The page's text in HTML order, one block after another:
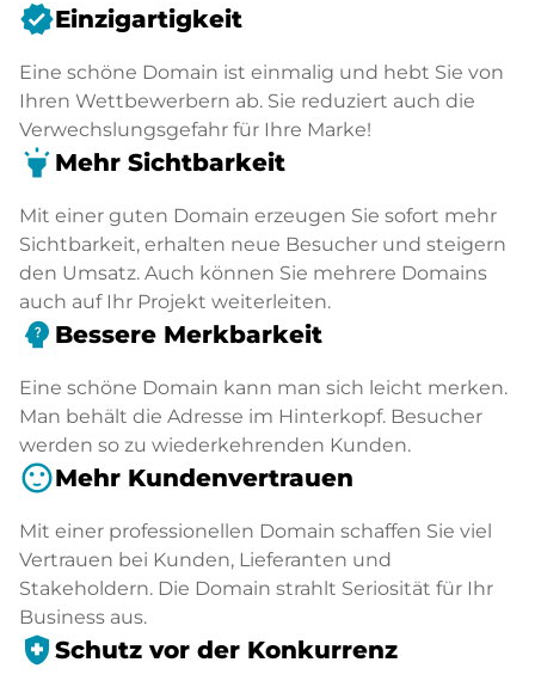
verifiedEinzigartigkeit
Eine schöne Domain ist einmalig und hebt Sie von
Ihren Wettbewerbern ab. Sie reduziert auch die
Verwechslungsgefahr für Ihre Marke!
highlight Mehr Sichtbarkeit
Mit einer guten Domain erzeugen Sie sofort mehr
Sichtbarkeit, erhalten neue Besucher und steigern
den Umsatz. Auch können Sie mehrere Domains
auch auf Ihr Projekt weiterleiten.
psychology_alt Bessere Merkbarkeit
Eine schöne Domain kann man sich leicht merken.
Man behält die Adresse im Hinterkopf. Besucher
werden so zu wiederkehrenden Kunden.
sentiment_satisfiedMehr Kundenvertrauen
Mit einer professionellen Domain schaffen Sie viel
Vertrauen bei Kunden, Lieferanten und
Stakeholdern. Die Domain strahlt Seriosität für Ihr
Business aus.
health_and_safety Schutz vor der Konkurrenz